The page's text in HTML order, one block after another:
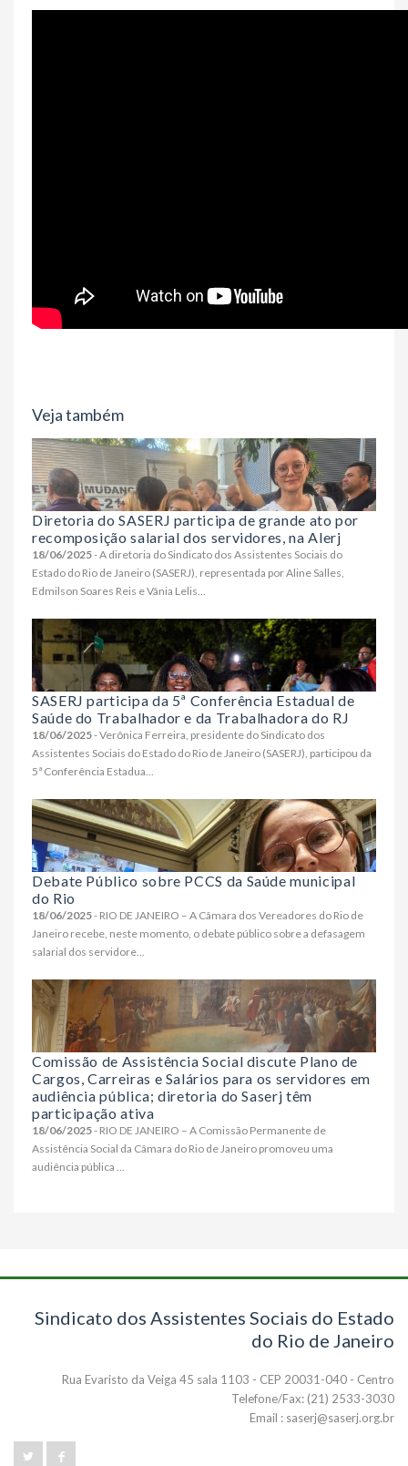
Veja também
Diretoria do SASERJ participa de grande ato por
recomposição salarial dos servidores, na Alerj
18/06/2025- A diretoria do Sindicato dos Assistentes Sociais do
Estado do Rio de Janeiro (SASERJ), representada por Aline Salles,
Edmilson Soares Reis e Vânia Lelis...
SASERJ participa da 5ª Conferência Estadual de
Saúde do Trabalhador e da Trabalhadora do RJ
18/06/2025- Verônica Ferreira, presidente do Sindicato dos
Assistentes Sociais do Estado do Rio de Janeiro (SASERJ), participou da
5ª Conferência Estadua...
Debate Público sobre PCCS da Saúde municipal
do Rio
18/06/2025- RIO DE JANEIRO – A Câmara dos Vereadores do Rio de
Janeiro recebe, neste momento, o debate público sobre a defasagem
salarial dos servidore...
Comissão de Assistência Social discute Plano de
Cargos, Carreiras e Salários para os servidores em
audiência pública; diretoria do Saserj têm
participação ativa
18/06/2025- RIO DE JANEIRO – A Comissão Permanente de
Assistência Social da Câmara do Rio de Janeiro promoveu uma
audiência pública ...
Sindicato dos Assistentes Sociais do Estado
do Rio de Janeiro
Rua Evaristo da Veiga 45 sala 1103 - CEP 20031-040 - Centro
Telefone/Fax: (21) 2533-3030
Email : saserj@saserj.org.br